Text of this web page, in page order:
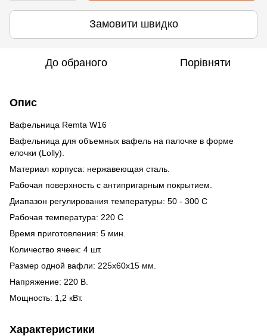
Замовити швидко
До обраного Порівняти
Опис
Вафельница Remta W16
Вафельница для объемных вафель на палочке в форме
елочки (Lolly).
Материал корпуса: нержавеющая сталь.
Рабочая поверхность с антипригарным покрытием.
Диапазон регулирования температуры: 50 - 300 С
Рабочая температура: 220 С
Время приготовления: 5 мин.
Количество ячеек: 4 шт.
Размер одной вафли: 225х60х15 мм.
Напряжение: 220 В.
Мощность: 1,2 кВт.
Характеристики